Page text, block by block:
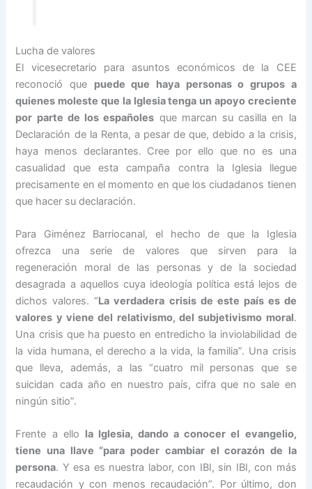
Lucha de valores
El vicesecretario para asuntos económicos de la CEE
reconoció que puede que haya personas o grupos a
quienes moleste que la Iglesia tenga un apoyo creciente
por parte de los españoles que marcan su casilla en la
Declaración de la Renta, a pesar de que, debido a la crisis,
haya menos declarantes. Cree por ello que no es una
casualidad que esta campaña contra la Iglesia llegue
precisamente en el momento en que los ciudadanos tienen
que hacer su declaración.
Para Giménez Barriocanal, el hecho de que la Iglesia
ofrezca una serie de valores que sirven para la
regeneración moral de las personas y de la sociedad
desagrada a aquellos cuya ideología política está lejos de
dichos valores. “La verdadera crisis de este país es de
valores y viene del relativismo, del subjetivismo moral.
Una crisis que ha puesto en entredicho la inviolabilidad de
la vida humana, el derecho a la vida, la familia”. Una crisis
que lleva, además, a las “cuatro mil personas que se
suicidan cada año en nuestro país, cifra que no sale en
ningún sitio”.
Frente a ello la Iglesia, dando a conocer el evangelio,
tiene una llave “para poder cambiar el corazón de la
persona. Y esa es nuestra labor, con IBI, sin IBI, con más
recaudación y con menos recaudación”. Por último, don